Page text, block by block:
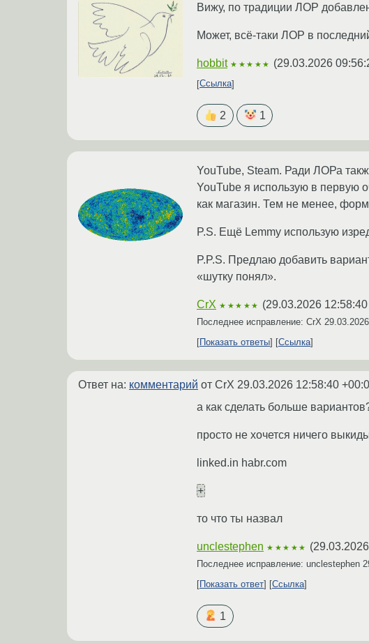
Вижу, по традиции ЛОР
Может, всё-таки ЛОР в
hobbit ★★★★★ (29.03.2026
Ссылка
2 1
YouTube, Steam. Ради ЛОРа
YouTube я использую в первую
как магазин. Тем не менее,
P.S. Ещё Lemmy использую
P.P.S. Предлаю добавить
«шутку понял».
CrX ★★★★★ (29.03.2026
Последнее исправление: CrX
Показать ответы
Ссылка
Ответ на: комментарий от CrX 29.03.2026 12:58:40
а как сделать больше
просто не хочется ничего
linked.in habr.com
+
то что ты назвал
unclestephen ★★★★★ (
Последнее исправление: unclestephen
Показать ответ
Ссылка
1